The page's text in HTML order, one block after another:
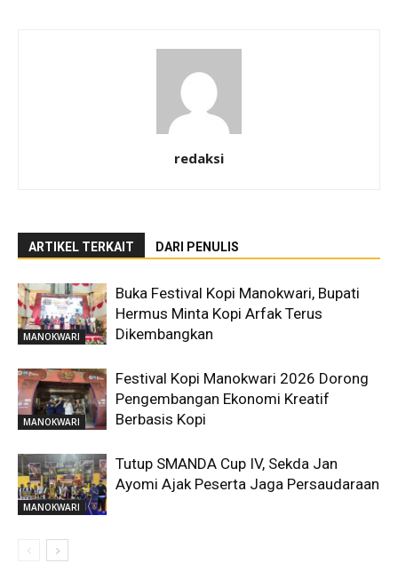
redaksi
ARTIKEL TERKAIT DARI PENULIS
MANOKWARI
Buka Festival Kopi Manokwari, Bupati
Hermus Minta Kopi Arfak Terus
Dikembangkan
MANOKWARI
Festival Kopi Manokwari 2026 Dorong
Pengembangan Ekonomi Kreatif
Berbasis Kopi
MANOKWARI
Tutup SMANDA Cup IV, Sekda Jan
Ayomi Ajak Peserta Jaga Persaudaraan